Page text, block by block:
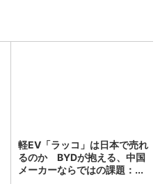
軽EV「ラッコ」は日本で売れ
るのか BYDが抱える、中国
メーカーならではの課題：...